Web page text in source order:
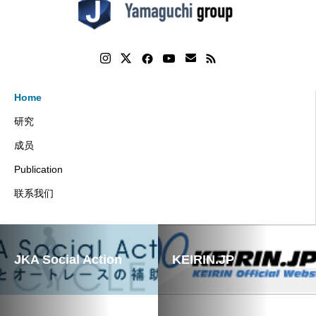
Home
研究
成员
Publication
联系我们
JKA Social Action KEIRIN.JP